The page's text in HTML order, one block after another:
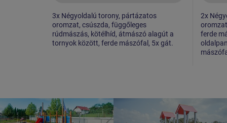
3x Négyoldalú torony, pártázatos
oromzat, csúszda, függőleges
rúdmászás, kötélhíd, átmászó alagút a
tornyok között, ferde mászófal, 5x gát.
2x
ferde